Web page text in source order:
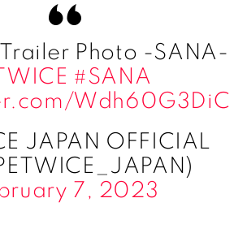
Photo -SANA-
#SANA
Wdh60G3DiC
JAPAN OFFICIAL
7, 2023